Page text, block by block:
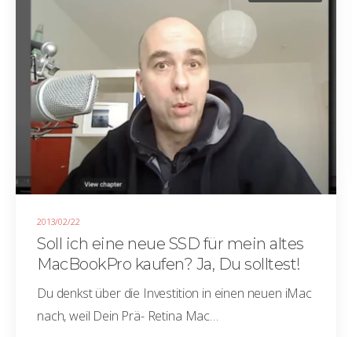
2013/02/22
Soll ich eine neue SSD für mein altes
MacBookPro kaufen? Ja, Du solltest!
Du denkst über die Investition in einen neuen iMac
nach, weil Dein Prä- Retina Mac…